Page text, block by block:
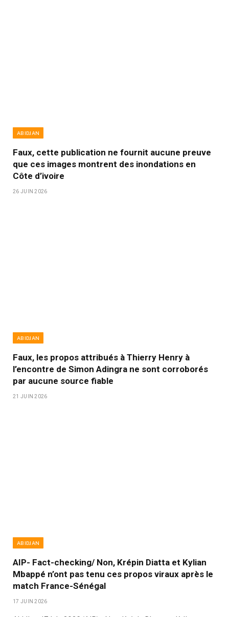
ABIDJAN
Faux, cette publication ne fournit aucune preuve
que ces images montrent des inondations en
Côte d’ivoire
26 JUIN 2026
ABIDJAN
Faux, les propos attribués à Thierry Henry à
l’encontre de Simon Adingra ne sont corroborés
par aucune source fiable
21 JUIN 2026
ABIDJAN
AIP- Fact-checking/ Non, Krépin Diatta et Kylian
Mbappé n’ont pas tenu ces propos viraux après le
match France-Sénégal
17 JUIN 2026